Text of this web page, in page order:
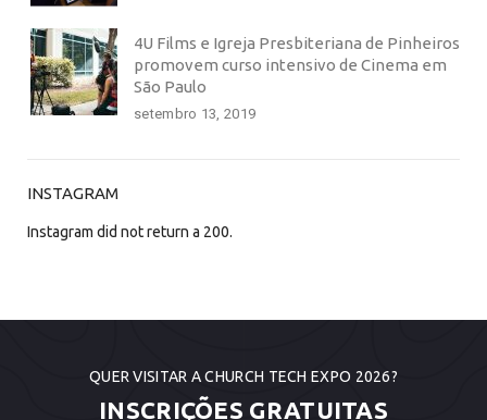
4U Films e Igreja Presbiteriana de Pinheiros
promovem curso intensivo de Cinema em
São Paulo
setembro 13, 2019
INSTAGRAM
Instagram did not return a 200.
QUER VISITAR A CHURCH TECH EXPO 2026?
INSCRIÇÕES GRATUITAS